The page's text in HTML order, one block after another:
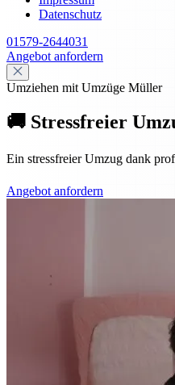
Datenschutz
01579-2644031
Angebot anfordern
Umziehen mit Umzüge Müller
🚚 Stressfreier
Ein stressfreier Umzug dank
Angebot anfordern